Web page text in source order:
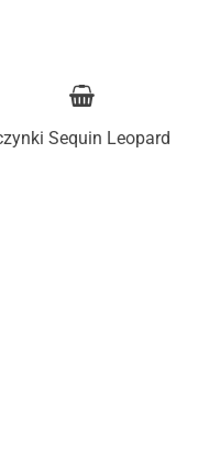
Sequin Leopard